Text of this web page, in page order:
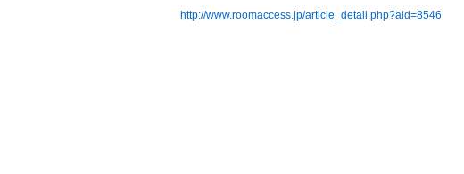
http://www.roomaccess.jp/article_detail.php?aid=8546